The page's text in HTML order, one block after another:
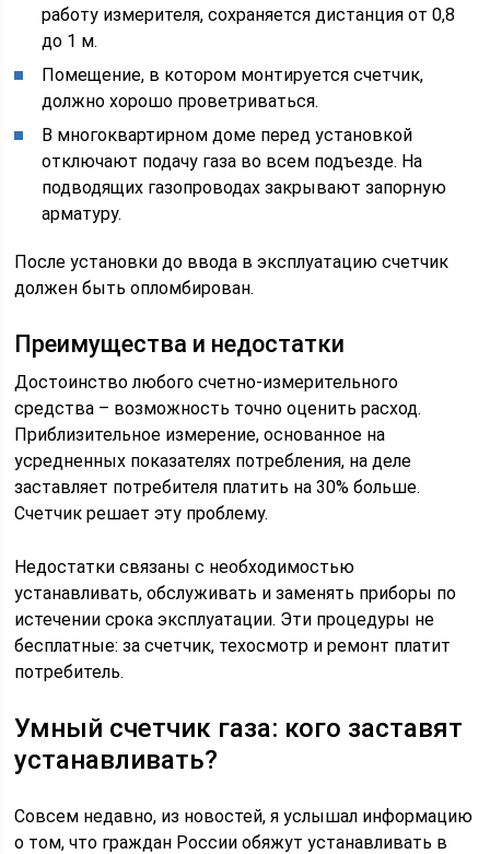
работу измерителя, сохраняется дистанция от 0,8
до 1 м.
Помещение, в котором монтируется счетчик,
должно хорошо проветриваться.
В многоквартирном доме перед установкой
отключают подачу газа во всем подъезде. На
подводящих газопроводах закрывают запорную
арматуру.
После установки до ввода в эксплуатацию счетчик
должен быть опломбирован.
Преимущества и недостатки
Достоинство любого счетно-измерительного
средства – возможность точно оценить расход.
Приблизительное измерение, основанное на
усредненных показателях потребления, на деле
заставляет потребителя платить на 30% больше.
Счетчик решает эту проблему.
Недостатки связаны с необходимостью
устанавливать, обслуживать и заменять приборы по
истечении срока эксплуатации. Эти процедуры не
бесплатные: за счетчик, техосмотр и ремонт платит
потребитель.
Умный счетчик газа: кого заставят
устанавливать?
Совсем недавно, из новостей, я услышал информацию
о том, что граждан России обяжут устанавливать в